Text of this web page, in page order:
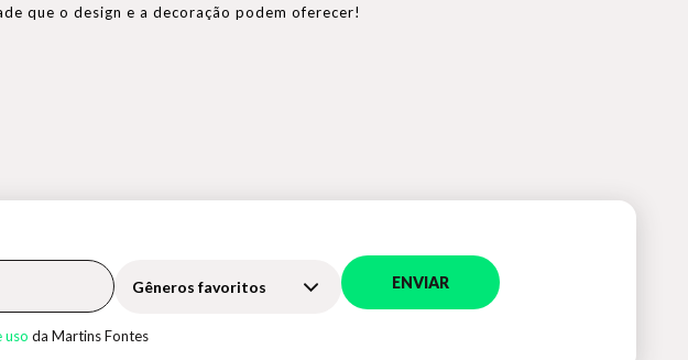
que o design e a decoração podem oferecer!
Gêneros favoritos ENVIAR
uso da Martins Fontes